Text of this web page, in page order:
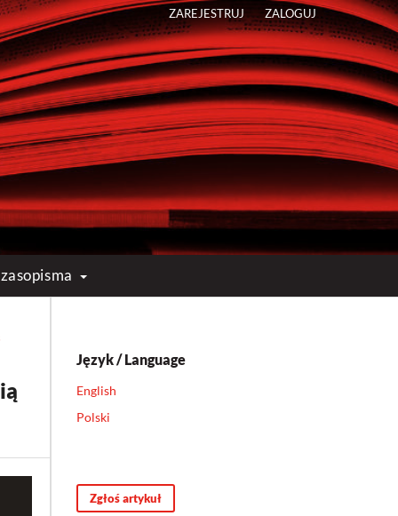
ZAREJESTRUJ ZALOGUJ
Język / Language
English
Polski
Zgłoś artykuł